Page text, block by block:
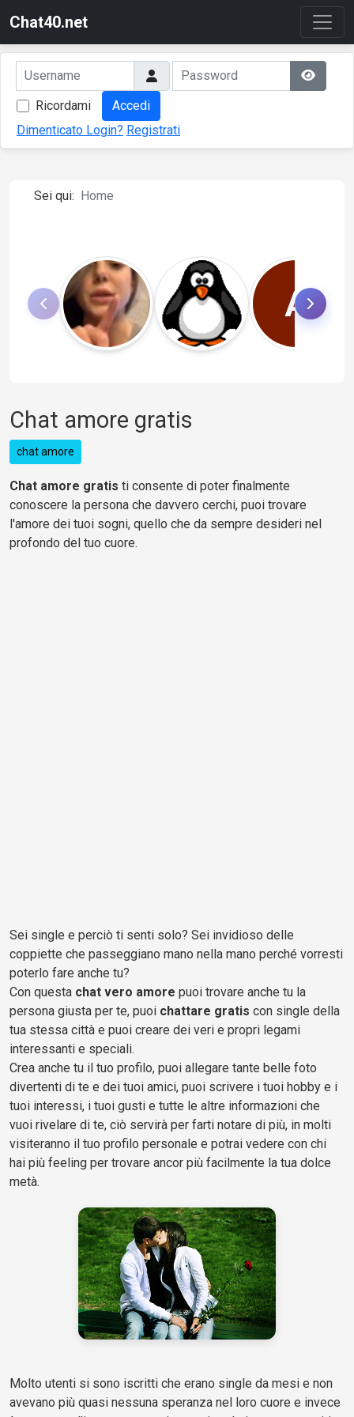
Chat40.net
Ricordami
Accedi
Dimenticato Login? Registrati
Sei qui: Home
A
Chat amore gratis
chat amore
Chat amore gratis ti consente di poter finalmente
conoscere la persona che davvero cerchi, puoi trovare
l'amore dei tuoi sogni, quello che da sempre desideri nel
profondo del tuo cuore.
Sei single e perciò ti senti solo? Sei invidioso delle
coppiette che passeggiano mano nella mano perché vorresti
poterlo fare anche tu?
Con questa chat vero amore puoi trovare anche tu la
persona giusta per te, puoi chattare gratis con single della
tua stessa città e puoi creare dei veri e propri legami
interessanti e speciali.
Crea anche tu il tuo profilo, puoi allegare tante belle foto
divertenti di te e dei tuoi amici, puoi scrivere i tuoi hobby e i
tuoi interessi, i tuoi gusti e tutte le altre informazioni che
vuoi rivelare di te, ciò servirà per farti notare di più, in molti
visiteranno il tuo profilo personale e potrai vedere con chi
hai più feeling per trovare ancor più facilmente la tua dolce
metà.
Molto utenti si sono iscritti che erano single da mesi e non
avevano più quasi nessuna speranza nel loro cuore e invece